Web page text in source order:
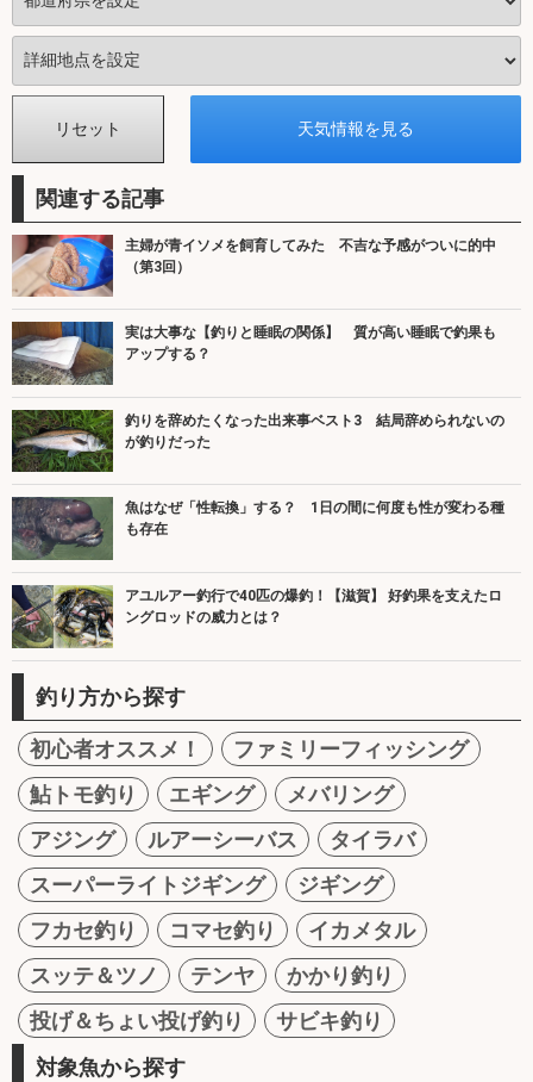
関連する記事
主婦が青イソメを飼育してみた 不吉な予感がついに的中
（第3回）
実は大事な【釣りと睡眠の関係】 質が高い睡眠で釣果も
アップする？
釣りを辞めたくなった出来事ベスト3 結局辞められないの
が釣りだった
魚はなぜ「性転換」する？ 1日の間に何度も性が変わる種
も存在
アユルアー釣行で40匹の爆釣！【滋賀】 好釣果を支えたロ
ングロッドの威力とは？
釣り方から探す
初心者オススメ！
ファミリーフィッシング
鮎トモ釣り
エギング
メバリング
アジング
ルアーシーバス
タイラバ
スーパーライトジギング
ジギング
フカセ釣り
コマセ釣り
イカメタル
スッテ＆ツノ
テンヤ
かかり釣り
投げ＆ちょい投げ釣り
サビキ釣り
対象魚から探す